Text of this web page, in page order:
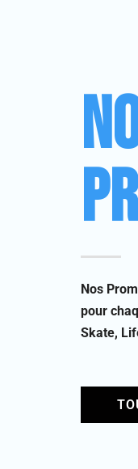
Nos
pour
Skate,
-25%
59,00€